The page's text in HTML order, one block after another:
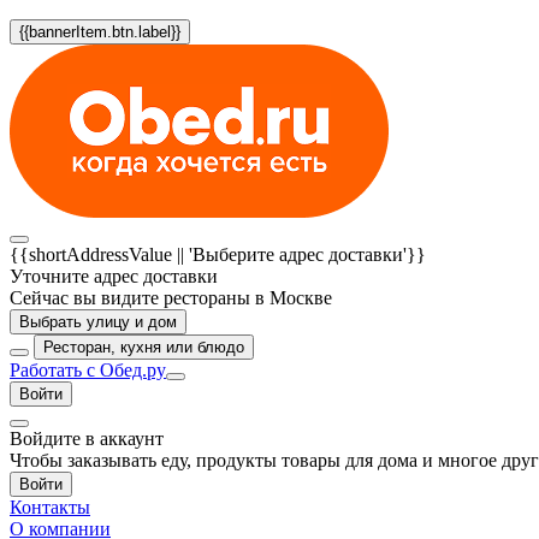
{{bannerItem.btn.label}}
{{shortAddressValue || 'Выберите адрес доставки'}}
Уточните адрес доставки
Сейчас вы видите рестораны в Москве
Выбрать улицу и дом
Ресторан, кухня или блюдо
Работать с Обед.ру
Войти
Войдите в аккаунт
Чтобы заказывать еду, продукты товары для дома и многое
Войти
Контакты
О компании